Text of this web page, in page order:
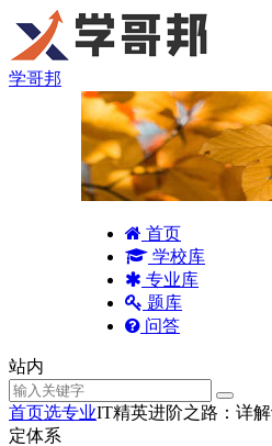
学哥邦
首页
学校库
专业库
题库
问答
站内
首页选专业IT精英进阶之路：详
定体系